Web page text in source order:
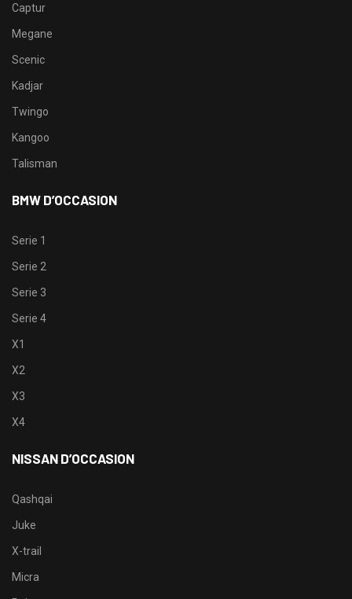
Captur
Megane
Scenic
Kadjar
Twingo
Kangoo
Talisman
BMW D’OCCASION
Serie 1
Serie 2
Serie 3
Serie 4
X1
X2
X3
X4
NISSAN D’OCCASION
Qashqai
Juke
X-trail
Micra